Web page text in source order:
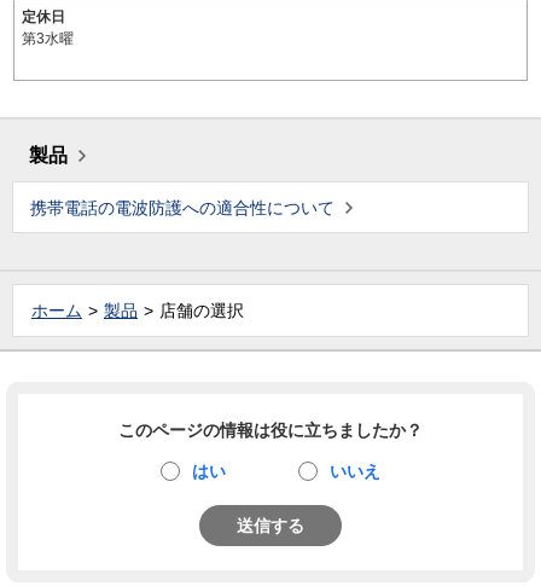
定休日
第3水曜
製品
携帯電話の電波防護への適合性について
ホーム 製品 店舗の選択
このページの情報は役に立ちましたか？
はい いいえ
送信する